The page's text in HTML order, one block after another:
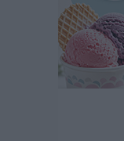
Μαρία
μεγαλύτερο
Μονή Πανορμίτη
Τοπικές Ειδήσεις•
Ακαθάριστα
δεν τα